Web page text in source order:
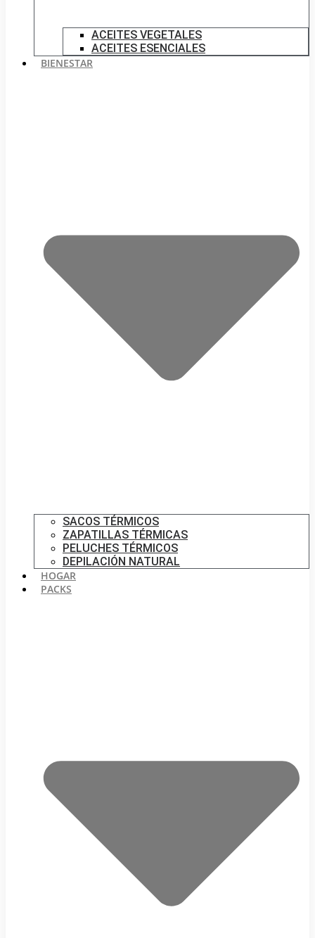
ACEITES VEGETALES
ACEITES ESENCIALES
BIENESTAR
SACOS TÉRMICOS
ZAPATILLAS TÉRMICAS
PELUCHES TÉRMICOS
DEPILACIÓN NATURAL
HOGAR
PACKS